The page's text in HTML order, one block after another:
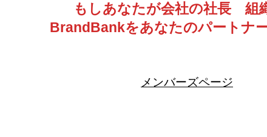
もしあなたが会社の社長 組
BrandBankをあなたのパートナ
メンバーズページ